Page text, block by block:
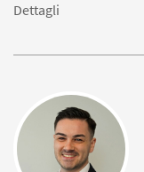
Dettagli